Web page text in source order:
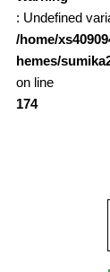
: Undefined
/home/
hemes/
on line
174